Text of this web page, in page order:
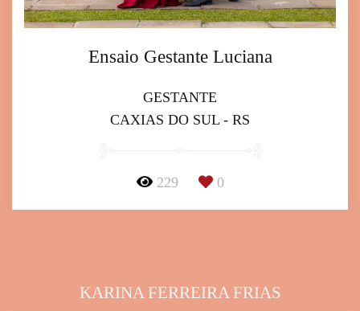
Ensaio Gestante Luciana
GESTANTE
CAXIAS DO SUL - RS
229 0
KARINA FERREIRA FRIAS